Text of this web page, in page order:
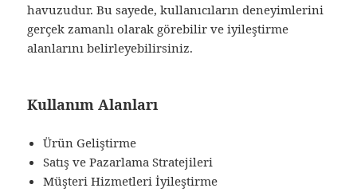
havuzudur. Bu sayede, kullanıcıların deneyimlerini
gerçek zamanlı olarak görebilir ve iyileştirme
alanlarını belirleyebilirsiniz.
Kullanım Alanları
Ürün Geliştirme
Satış ve Pazarlama Stratejileri
Müşteri Hizmetleri İyileştirme